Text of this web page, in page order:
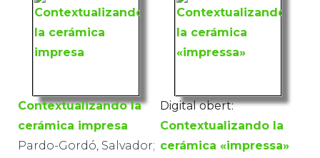
Contextualizando la
cerámica impresa
Pardo-Gordó, Salvador;
Digital obert:
Contextualizando la
cerámica «impressa»